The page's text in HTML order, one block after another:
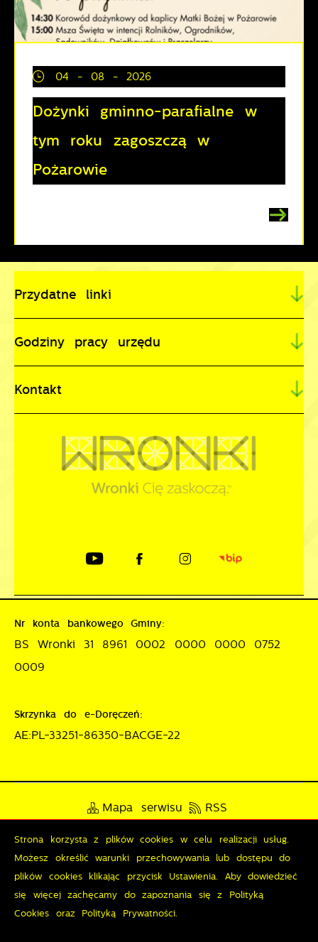
04 - 08 - 2026
Dożynki gminno-parafialne w
tym roku zagoszczą w
Pożarowie
Przydatne linki
Godziny pracy urzędu
Kontakt
Nr konta bankowego Gminy:
BS Wronki 31 8961 0002 0000 0000 0752
0009
Skrzynka do e-Doręczeń:
AE:PL-33251-86350-BACGE-22
Mapa serwisu RSS
Deklaracja dostępności
Polityka prywatności
Odwiedzin: 3846948
Strona korzysta z plików cookies w celu realizacji usług.
Możesz określić warunki przechowywania lub dostępu do
plików cookies klikając przycisk Ustawienia. Aby dowiedzieć
się więcej zachęcamy do zapoznania się z Polityką
Cookies oraz Polityką Prywatności.